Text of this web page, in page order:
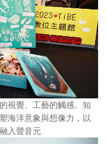
視覺、工藝的觸感、知
海洋意象與想像力，以
入聲音元